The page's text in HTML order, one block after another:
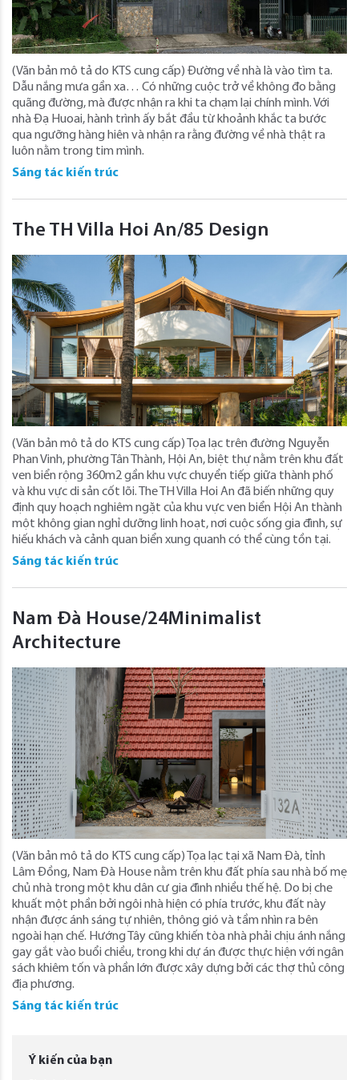
(Văn bản mô tả do KTS cung cấp) Đường về nhà là vào tìm ta.
Dẫu nắng mưa gần xa… Có những cuộc trở về không đo bằng
quãng đường, mà được nhận ra khi ta chạm lại chính mình. Với
nhà Đạ Huoai, hành trình ấy bắt đầu từ khoảnh khắc ta bước
qua ngưỡng hàng hiên và nhận ra rằng đường về nhà thật ra
luôn nằm trong tim mình.
Sáng tác kiến trúc
The TH Villa Hoi An/85 Design
(Văn bản mô tả do KTS cung cấp) Tọa lạc trên đường Nguyễn
Phan Vinh, phường Tân Thành, Hội An, biệt thự nằm trên khu đất
ven biển rộng 360m2 gần khu vực chuyển tiếp giữa thành phố
và khu vực di sản cốt lõi. The TH Villa Hoi An đã biến những quy
định quy hoạch nghiêm ngặt của khu vực ven biển Hội An thành
một không gian nghỉ dưỡng linh hoạt, nơi cuộc sống gia đình, sự
hiếu khách và cảnh quan biển xung quanh có thể cùng tồn tại.
Sáng tác kiến trúc
Nam Đà House/24Minimalist
Architecture
(Văn bản mô tả do KTS cung cấp) Tọa lạc tại xã Nam Đà, tỉnh
Lâm Đồng, Nam Đà House nằm trên khu đất phía sau nhà bố mẹ
chủ nhà trong một khu dân cư gia đình nhiều thế hệ. Do bị che
khuất một phần bởi ngôi nhà hiện có phía trước, khu đất này
nhận được ánh sáng tự nhiên, thông gió và tầm nhìn ra bên
ngoài hạn chế. Hướng Tây cũng khiến tòa nhà phải chịu ánh nắng
gay gắt vào buổi chiều, trong khi dự án được thực hiện với ngân
sách khiêm tốn và phần lớn được xây dựng bởi các thợ thủ công
địa phương.
Sáng tác kiến trúc
Ý kiến của bạn